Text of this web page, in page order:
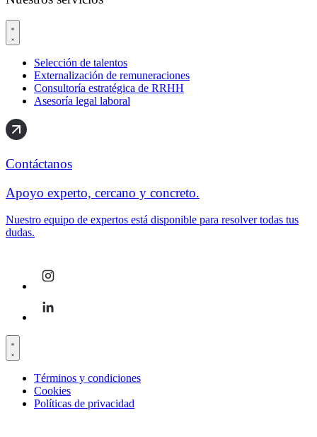
Selección de talentos
Externalización de remuneraciones
Consultoría estratégica de RRHH
Asesoría legal laboral
Contáctanos
Apoyo experto, cercano y concreto.
Nuestro equipo de expertos está disponible para resolver todas tus
dudas.
Términos y condiciones
Cookies
Políticas de privacidad